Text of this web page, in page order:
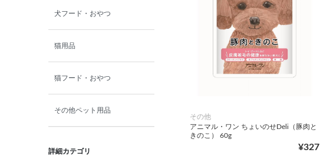
犬フード・おやつ
猫用品
猫フード・おやつ
その他ペット用品
詳細カテゴリ
その他
アニマル・ワン ちょいのせDeli（豚肉と
きのこ） 60g
¥327